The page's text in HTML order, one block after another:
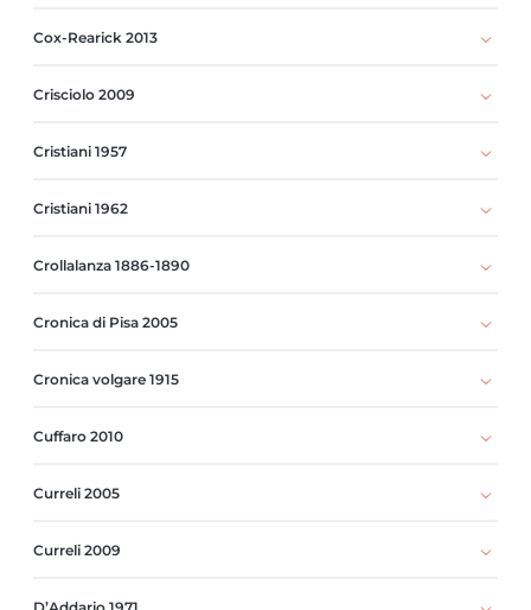
Cox-Rearick 2013
Crisciolo 2009
Cristiani 1957
Cristiani 1962
Crollalanza 1886-1890
Cronica di Pisa 2005
Cronica volgare 1915
Cuffaro 2010
Curreli 2005
Curreli 2009